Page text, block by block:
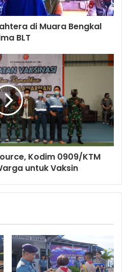
di Muara Bengkal
BLT
Kodim 0909/KTM
untuk Vaksin